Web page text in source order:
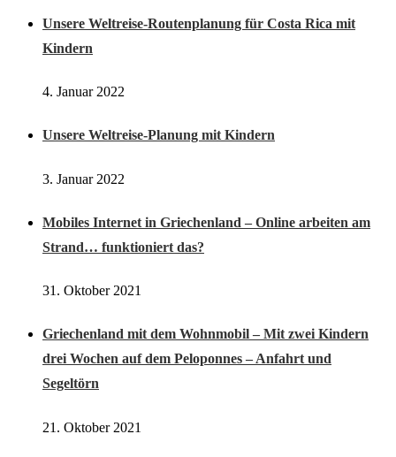
Unsere Weltreise-Routenplanung für Costa Rica mit
Kindern
4. Januar 2022
Unsere Weltreise-Planung mit Kindern
3. Januar 2022
Mobiles Internet in Griechenland – Online arbeiten am
Strand… funktioniert das?
31. Oktober 2021
Griechenland mit dem Wohnmobil – Mit zwei Kindern
drei Wochen auf dem Peloponnes – Anfahrt und
Segeltörn
21. Oktober 2021